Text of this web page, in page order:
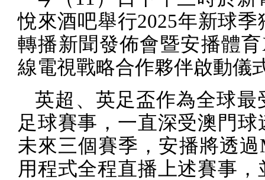
悅來酒吧舉行2025年新球季
轉播新聞發佈會暨安播體育
線電視戰略合作夥伴啟動儀
英超、英足盃作為全球最
足球賽事，一直深受澳門球
未來三個賽季，安播將透過
用程式全程直播上述賽事，